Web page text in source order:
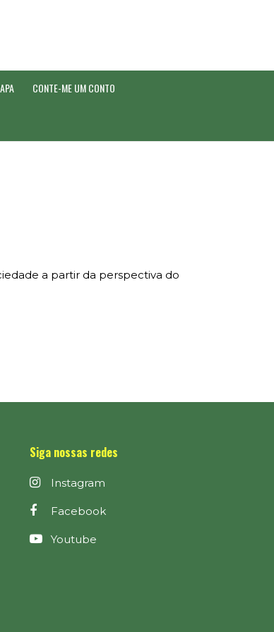
CONTE-ME UM CONTO
a partir da perspectiva do
Siga nossas redes
Instagram
Facebook
Youtube